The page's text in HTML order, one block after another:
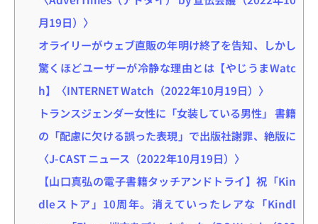
月19日）〉
オライリーがウェブ直販の年明け終了を告知、しかし
驚くほどユーザーが冷静な理由とは【やじうまWatc
h】〈INTERNET Watch（2022年10月19日）〉
トランスジェンダー女性に「女装している男性」 書籍
の「配慮に欠ける誤った表現」で出版社謝罪、絶版に
〈J-CAST ニュース（2022年10月19日）〉
【山口真弘の電子書籍タッチアンドトライ】祝「Kin
dleストア」10周年。消えていったレアな「Kindl